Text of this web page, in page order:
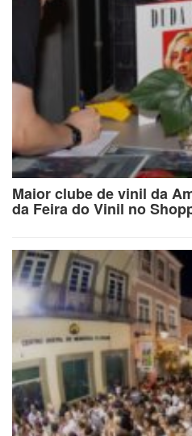
Maior clube de vinil da
da Feira do Vinil no